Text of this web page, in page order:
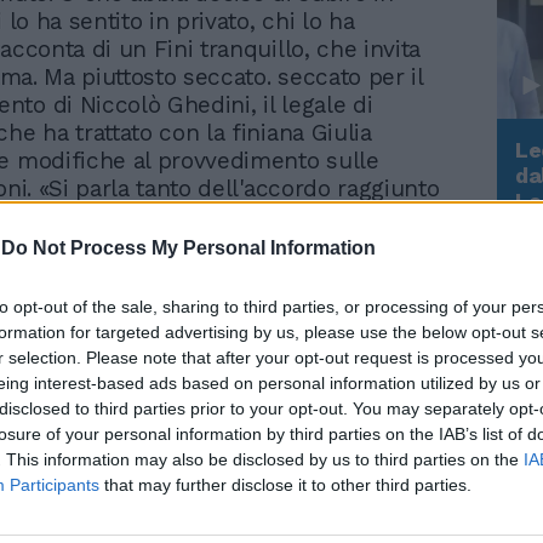
Do Not Process My Personal Information
opt-out of the sale, sharing to third parties, or processing of your
for targeted advertising by us, please use the below opt-out
selection. Please note that after your opt-out request is processed
interest-based ads based on personal information utilized by us
to third parties prior to your opt-out. You may separately
of your personal information by third parties on the IAB’s list of
This information may also be disclosed by us to third parties on the
Participants that may further disclose it to other third parties.
lo ha sentito in privato, chi lo ha
di un Fini tranquillo, che invita
Ma piuttosto seccato. seccato per il
di Niccolò Ghedini, il legale di
ha trattato con la finiana Giulia
modifiche al provvedimento sulle
«Si parla tanto dell'accordo raggiunto
dice che Ghedini gli emendamenti li ha
mancano pure alcune delle nostre
che cosa sta particolarmente a cuore a
avute con i suoi, il
Camera ha ripetuto, con un senso di
esempio su tutto: le microspie nelle auto.
che veniva autorizzate e invece sono
ha insistito. Le registrazioni ambientali,
nuovo testo saranno proibite nei luoghi
Rudy Giuliani a Come States?
americana